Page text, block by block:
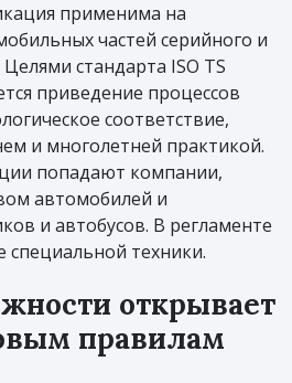
применима на
частей серийного и
стандарта ISO TS
приведение процессов
соответствие,
и многолетней практикой.
попадают компании,
автомобилей и
и автобусов. В регламенте
специальной техники.
открывает
правилам